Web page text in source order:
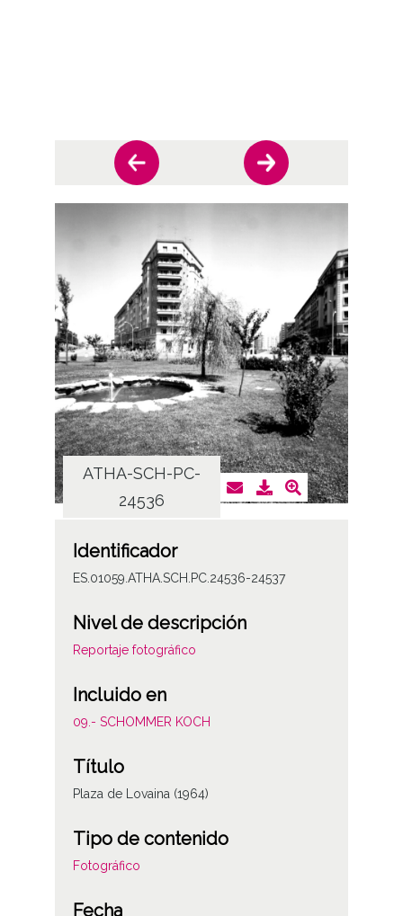
ATHA-SCH-PC-
24536
Identificador
ES.01059.ATHA.SCH.PC.24536-24537
Nivel de descripción
Reportaje fotográfico
Incluido en
09.- SCHOMMER KOCH
Título
Plaza de Lovaina (1964)
Tipo de contenido
Fotográfico
Fecha